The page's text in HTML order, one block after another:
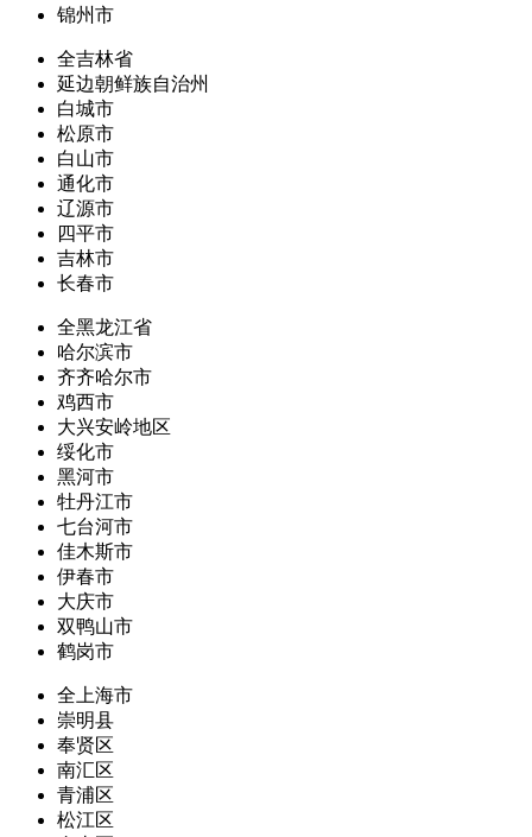
锦州市
全吉林省
延边朝鲜族自治州
白城市
松原市
白山市
通化市
辽源市
四平市
吉林市
长春市
全黑龙江省
哈尔滨市
齐齐哈尔市
鸡西市
大兴安岭地区
绥化市
黑河市
牡丹江市
七台河市
佳木斯市
伊春市
大庆市
双鸭山市
鹤岗市
全上海市
崇明县
奉贤区
南汇区
青浦区
松江区